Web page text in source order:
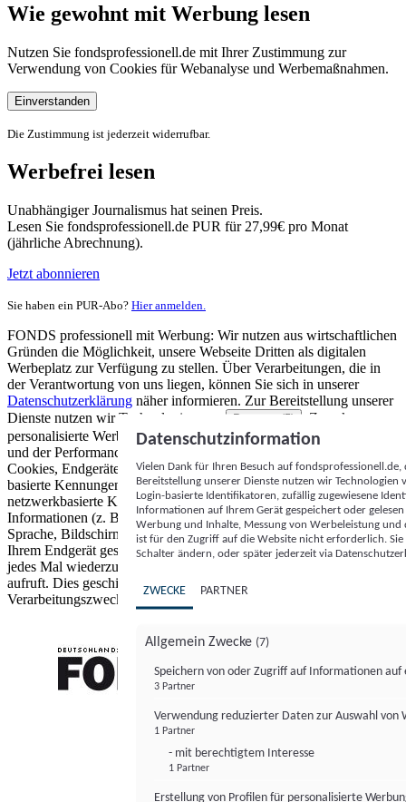
Wie gewohnt mit Werbung lesen
Nutzen Sie fondsprofessionell.de mit Ihrer Zustimmung zur
Verwendung von Cookies für Webanalyse und Werbemaßnahmen.
Einverstanden
Die Zustimmung ist jederzeit widerrufbar.
Werbefrei lesen
Unabhängiger Journalismus hat seinen Preis.
Lesen Sie fondsprofessionell.de PUR für 27,99€ pro Monat
(jährliche Abrechnung).
Jetzt abonnieren
Sie haben ein PUR-Abo? Hier anmelden.
FONDS professionell mit Werbung: Wir nutzen aus wirtschaftlichen
Gründen die Möglichkeit, unsere Webseite Dritten als digitalen
Werbeplatz zur Verfügung zu stellen. Über Verarbeitungen, die in
der Verantwortung von uns liegen, können Sie sich in unserer
Datenschutzerklärung näher informieren. Zur Bereitstellung unserer
Dienste nutzen wir Technologien von
Partnern (5)
. Zwecke:
personalisierte Werbung und Inhalte, Messung von Werbeleistung
und der Performance von Inhalten sowie Zielgruppenforschung.
Cookies, Endgeräte- oder ähnliche Online-Kennungen (z. B. login-
basierte Kennungen, zufällig generierte Kennungen,
netzwerkbasierte Kennungen) können zusammen mit anderen
Informationen (z. B. Browsertyp und Browserinformationen,
Sprache, Bildschirmgröße, unterstützte Technologien usw.) auf
Ihrem Endgerät gespeichert oder von dort ausgelesen werden, um es
jedes Mal wiederzuerkennen, wenn es eine App oder einer Webseite
aufruft. Dies geschieht für einen oder mehrere der hier aufgeführten
Verarbeitungszwecke.
Datenschutzinformation
Vielen Dank für Ihren Besuch auf
Bereitstellung unserer Dienste nutzen wir Technologien
Login-basierte Identifikatoren, zufällig zugewiesene
Informationen auf Ihrem Gerät gespeichert oder
Werbung und Inhalte, Messung von Werbeleistung
ist für den Zugriff auf die Website nicht erforderlich.
Schalter ändern, oder später jederzeit via
ZWECKE PARTNER
Allgemein Zwecke (7)
Speichern von oder Zugriff auf Informationen auf
3 Partner
Verwendung reduzierter Daten zur Auswahl von
1 Partner
- mit berechtigtem Interesse
1 Partner
Erstellung von Profilen für personalisierte
FONDS professionell